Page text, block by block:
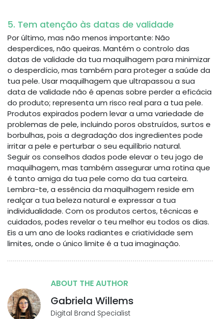
5. Tem atenção às datas de validade
Por último, mas não menos importante: Não
desperdices, não queiras. Mantém o controlo das
datas de validade da tua maquilhagem para minimizar
o desperdício, mas também para proteger a saúde da
tua pele. Usar maquilhagem que ultrapassou a sua
data de validade não é apenas sobre perder a eficácia
do produto; representa um risco real para a tua pele.
Produtos expirados podem levar a uma variedade de
problemas de pele, incluindo poros obstruídos, surtos e
borbulhas, pois a degradação dos ingredientes pode
irritar a pele e perturbar o seu equilíbrio natural.
Seguir os conselhos dados pode elevar o teu jogo de
maquilhagem, mas também assegurar uma rotina que
é tanto amiga da tua pele como da tua carteira.
Lembra-te, a essência da maquilhagem reside em
realçar a tua beleza natural e expressar a tua
individualidade. Com os produtos certos, técnicas e
cuidados, podes revelar o teu melhor eu todos os dias.
Eis a um ano de looks radiantes e criatividade sem
limites, onde o único limite é a tua imaginação.
ABOUT THE AUTHOR
Gabriela Willems
Digital Brand Specialist